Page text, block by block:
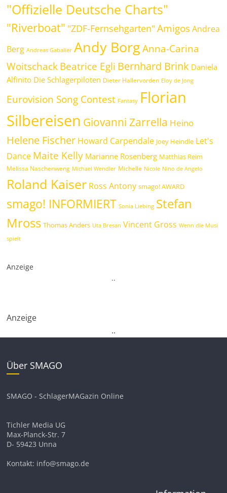
"Offizielle Deutsche Charts"
"Riverboat" "ZDF-Fernsehgarten" Amigos Andrea
Berg Andreas Gabalier Andy Borg Anna-Carina
WoitschackBeatrice Egli Bernhard Brink Daniela
Alfinito Die Schlagerpiloten Dieter Hallervorden Eloy de Jong
Eurovision Song Contest Fantasy Florian
Silbereisen Giovanni Zarrella Heino
Helene Fischer Howard Carpendale Joey Heindle Let's
Dance Maite Kelly Marianne Rosenberg Matthias Reim
Melissa Naschenweng Michael Wendler Michelle Nicole Nino de Angelo
Roland Kaiser Ross Antony smago! AWARD
smago! INFORMIERT Sonia Liebing Stefan
Mross Thomas Anders Uta Bresan Vincent Gross Wenn die Musi
spielt
Anzeige
..
Anzeige
..
Über SMAGO
SMAGO - SchlagerMAGazin Online
Tichler Media UG
Max-Planck-Str. 7
D- 59423 Unna
Kontakt: info@smago.de